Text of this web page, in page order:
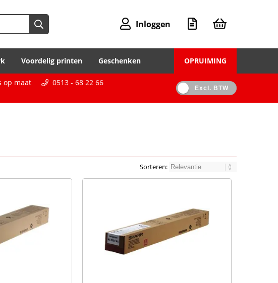
Inloggen
Voordelig printen Geschenken OPRUIMING
op maat
0513 - 68 22 66
Excl. BTW
Sorteren: